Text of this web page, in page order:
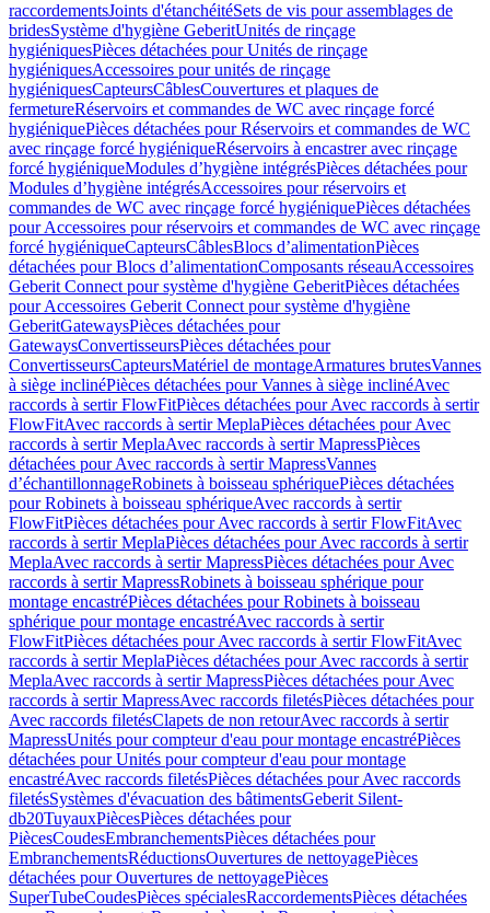
raccordementsJoints d'étanchéitéSets de vis pour assemblages de
bridesSystème d'hygiène GeberitUnités de rinçage
hygiéniquesPièces détachées pour Unités de rinçage
hygiéniquesAccessoires pour unités de rinçage
hygiéniquesCapteursCâblesCouvertures et plaques de
fermetureRéservoirs et commandes de WC avec rinçage forcé
hygiéniquePièces détachées pour Réservoirs et commandes de WC
avec rinçage forcé hygiéniqueRéservoirs à encastrer avec rinçage
forcé hygiéniqueModules d’hygiène intégrésPièces détachées pour
Modules d’hygiène intégrésAccessoires pour réservoirs et
commandes de WC avec rinçage forcé hygiéniquePièces détachées
pour Accessoires pour réservoirs et commandes de WC avec rinçage
forcé hygiéniqueCapteursCâblesBlocs d’alimentationPièces
détachées pour Blocs d’alimentationComposants réseauAccessoires
Geberit Connect pour système d'hygiène GeberitPièces détachées
pour Accessoires Geberit Connect pour système d'hygiène
GeberitGatewaysPièces détachées pour
GatewaysConvertisseursPièces détachées pour
ConvertisseursCapteursMatériel de montageArmatures brutesVannes
à siège inclinéPièces détachées pour Vannes à siège inclinéAvec
raccords à sertir FlowFitPièces détachées pour Avec raccords à sertir
FlowFitAvec raccords à sertir MeplaPièces détachées pour Avec
raccords à sertir MeplaAvec raccords à sertir MapressPièces
détachées pour Avec raccords à sertir MapressVannes
d’échantillonnageRobinets à boisseau sphériquePièces détachées
pour Robinets à boisseau sphériqueAvec raccords à sertir
FlowFitPièces détachées pour Avec raccords à sertir FlowFitAvec
raccords à sertir MeplaPièces détachées pour Avec raccords à sertir
MeplaAvec raccords à sertir MapressPièces détachées pour Avec
raccords à sertir MapressRobinets à boisseau sphérique pour
montage encastréPièces détachées pour Robinets à boisseau
sphérique pour montage encastréAvec raccords à sertir
FlowFitPièces détachées pour Avec raccords à sertir FlowFitAvec
raccords à sertir MeplaPièces détachées pour Avec raccords à sertir
MeplaAvec raccords à sertir MapressPièces détachées pour Avec
raccords à sertir MapressAvec raccords filetésPièces détachées pour
Avec raccords filetésClapets de non retourAvec raccords à sertir
MapressUnités pour compteur d'eau pour montage encastréPièces
détachées pour Unités pour compteur d'eau pour montage
encastréAvec raccords filetésPièces détachées pour Avec raccords
filetésSystèmes d'évacuation des bâtimentsGeberit Silent-
db20TuyauxPiècesPièces détachées pour
PiècesCoudesEmbranchementsPièces détachées pour
EmbranchementsRéductionsOuvertures de nettoyagePièces
détachées pour Ouvertures de nettoyagePièces
SuperTubeCoudesPièces spécialesRaccordementsPièces détachées